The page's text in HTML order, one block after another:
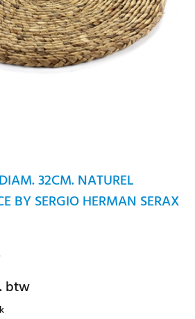
32CM. NATUREL
BY SERGIO HERMAN SERAX
btw